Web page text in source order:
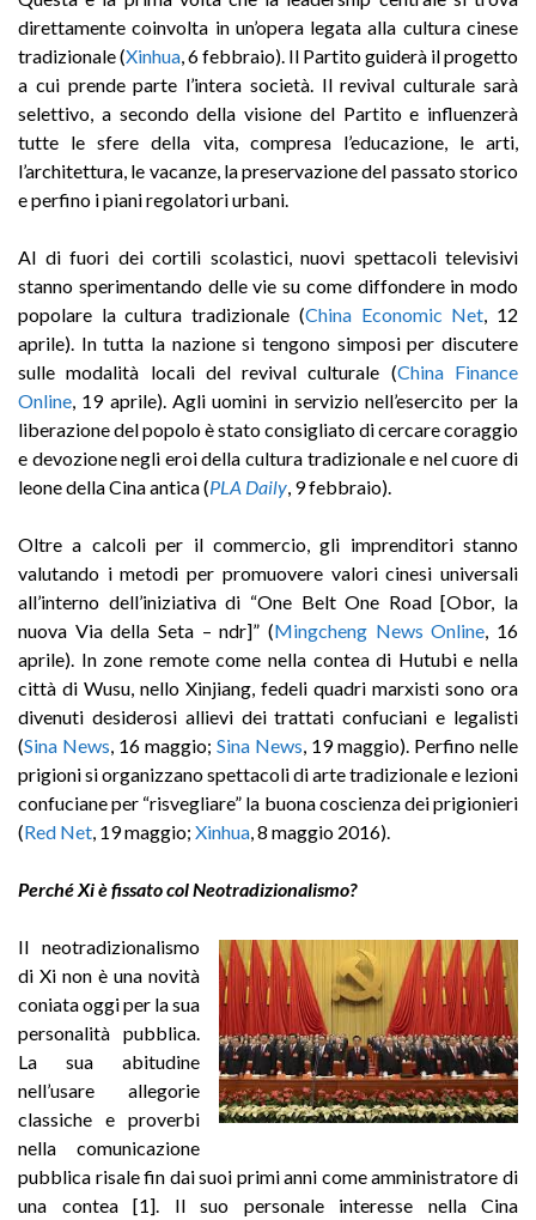
direttamente coinvolta in un’opera legata alla cultura cinese
tradizionale (Xinhua , 6 febbraio). Il Partito guiderà il progetto
a cui prende parte l’intera società. Il revival culturale sarà
selettivo, a secondo della visione del Partito e influenzerà
tutte le sfere della vita, compresa l’educazione, le arti,
l’architettura, le vacanze, la preservazione del passato storico
e perfino i piani regolatori urbani.
Al di fuori dei cortili scolastici, nuovi spettacoli televisivi
stanno sperimentando delle vie su come diffondere in modo
popolare la cultura tradizionale (China Economic Net , 12
aprile). In tutta la nazione si tengono simposi per discutere
sulle modalità locali del revival culturale (China Finance
Online , 19 aprile). Agli uomini in servizio nell’esercito per la
liberazione del popolo è stato consigliato di cercare coraggio
e devozione negli eroi della cultura tradizionale e nel cuore di
leone della Cina antica (PLA Daily , 9 febbraio).
Oltre a calcoli per il commercio, gli imprenditori stanno
valutando i metodi per promuovere valori cinesi universali
all’interno dell’iniziativa di “One Belt One Road [Obor, la
nuova Via della Seta – ndr]” (Mingcheng News Online , 16
aprile). In zone remote come nella contea di Hutubi e nella
città di Wusu, nello Xinjiang, fedeli quadri marxisti sono ora
divenuti desiderosi allievi dei trattati confuciani e legalisti
(Sina News , 16 maggio; Sina News , 19 maggio). Perfino nelle
prigioni si organizzano spettacoli di arte tradizionale e lezioni
confuciane per “risvegliare” la buona coscienza dei prigionieri
(Red Net , 19 maggio; Xinhua , 8 maggio 2016).
Perché Xi è fissato col Neotradizionalismo?
Il neotradizionalismo
di Xi non è una novità
coniata oggi per la sua
personalità pubblica.
La sua abitudine
nell’usare allegorie
classiche e proverbi
nella comunicazione
pubblica risale fin dai suoi primi anni come amministratore di
una contea [1]. Il suo personale interesse nella Cina